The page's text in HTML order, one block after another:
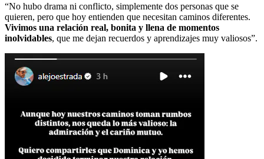
“No hubo drama ni conflicto, simplemente dos personas que se
quieren, pero que hoy entienden que necesitan caminos diferentes.
Vivimos una relación real, bonita y llena de momentos
inolvidables, que me dejan recuerdos y aprendizajes muy valiosos”.